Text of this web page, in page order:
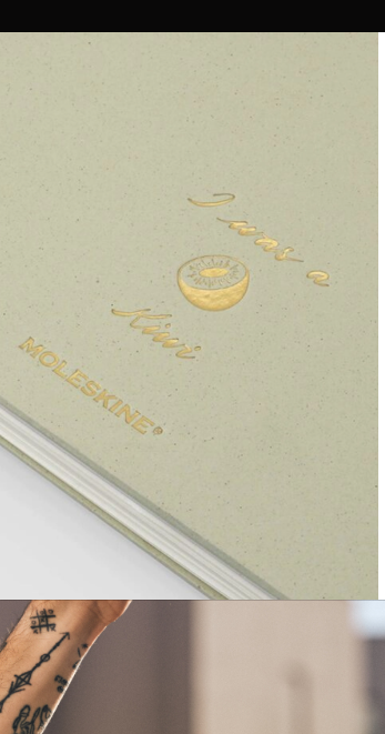
ショ
ノートブック
The Original Notebook
ミニノートブック
カイエ ＆ ジャーナル
セット
パッションジャーナ
スチューデントカ
ダイアリー
パーソナル・ダイア
12カ月ダイアリー
15ヶ月プランナー
ウィークリープラン
デイリープランナー
マンスリープランナ
ート
すべて見る
スマートライティ
モレスキンスマー
アプリ・サービス
ル
モレスキンスマート
Blackwing x モレスキン
Kaweco x モレスキン
ペン & ペンシル
ック
Reframe サングラス
ムーミン コレクショ
キム・ジョンギコ
「Alice's Adventures
『ロード・オブ・
カラーパターン ノ
サクラコレクション
馬年コレクション
キム・ジョンギコ
Impressions of
ン
カサ・バトリョ 限
ゴッホ美術館
すべて見る
バックパック
限定版バックパック
Shopper paper –
アートを愛する方
プロフェッショナル
ミニマリストへの
マキシマリストへの
健康を愛する方へ
趣味を愛する方への
カントリー・テー
ション
プライドをいつも胸
Mardi Mercredi × モ
ング・シス
スマートライティ
スマートノートブッ
スマートダイアリー
ートスマート
ス
Notes
モレスキン Journal
モレスキン Planner
パーソナライズサ
ービス
サブカテゴリ
リー
ック
クチャーム
ートギフト
バーシップ
ニフェスト
性
登録
次回のご購入時に10% オフと送料無料
イズの2冊ご購入で1冊無料
限りの割引（1ヶ月有効）
コレクションへの先行アクセス
員限定の特別サプライズ
セス: お得な情報をいち早くチェック
ト: 優先アクセス
月間
6,500円以上